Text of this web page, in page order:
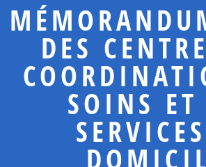
DES
SOINS ET